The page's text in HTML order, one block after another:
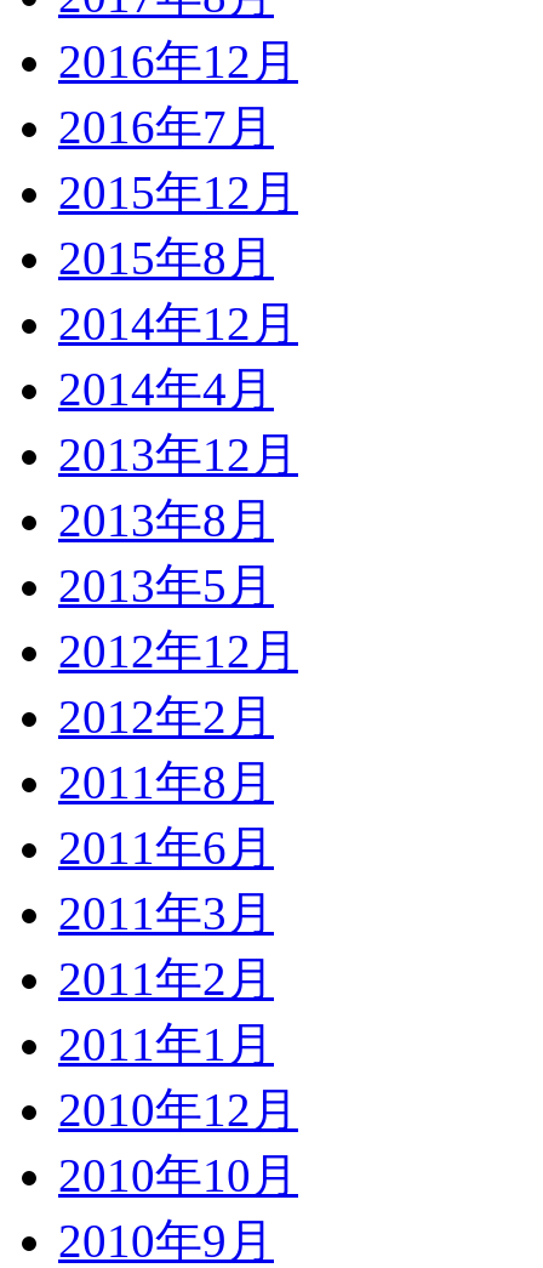
2016年12月
2016年7月
2015年12月
2015年8月
2014年12月
2014年4月
2013年12月
2013年8月
2013年5月
2012年12月
2012年2月
2011年8月
2011年6月
2011年3月
2011年2月
2011年1月
2010年12月
2010年10月
2010年9月